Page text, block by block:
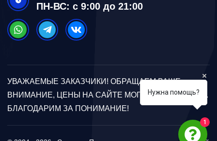
ПН-ВС: с 9:00 до 21:00
УВАЖАЕМЫЕ ЗАКАЗЧИКИ! ОБРАЩАЕМ ВАШЕ
ВНИМАНИЕ, ЦЕНЫ НА САЙТЕ МОГУТ ОТЛИЧАТЬСЯ.
БЛАГОДАРИМ ЗА ПОНИМАНИЕ!
Нужна помощь?
1